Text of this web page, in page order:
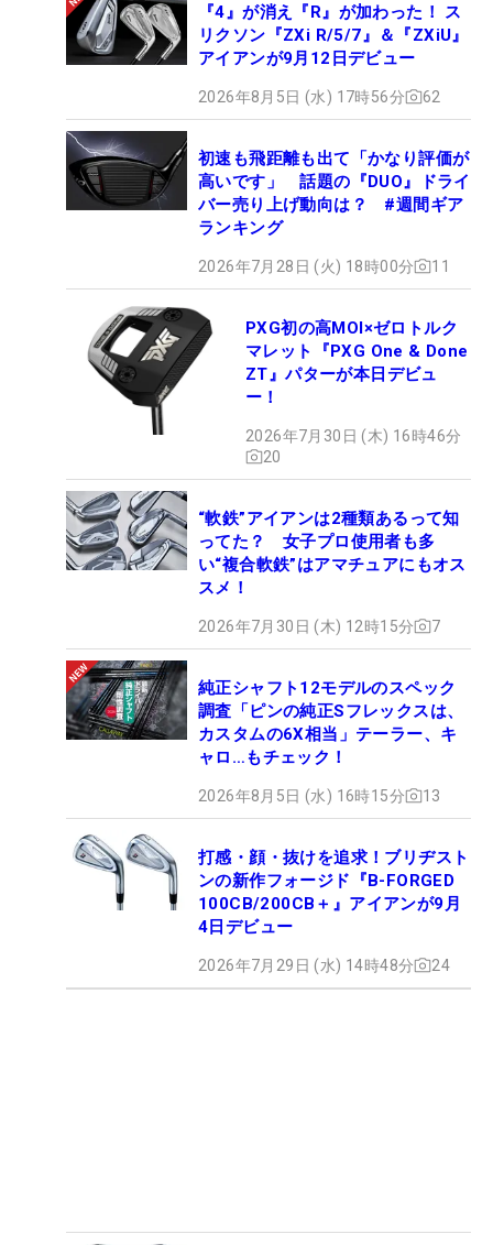
『4』が消え『R』が加わった！ ス
リクソン『ZXi R/5/7』＆『ZXiU』
アイアンが9月12日デビュー
2026年8月5日 (水) 17時56分 62
初速も飛距離も出て「かなり評価が
高いです」 話題の『DUO』ドライ
バー売り上げ動向は？ #週間ギア
ランキング
2026年7月28日 (火) 18時00分 11
PXG初の高MOI×ゼロトルク
マレット『PXG One & Done
ZT』パターが本日デビュ
ー！
2026年7月30日 (木) 16時46分
20
“軟鉄”アイアンは2種類あるって知
ってた？ 女子プロ使用者も多
い“複合軟鉄”はアマチュアにもオス
スメ！
2026年7月30日 (木) 12時15分 7
純正シャフト12モデルのスペック
調査「ピンの純正Sフレックスは、
カスタムの6X相当」テーラー、キ
ャロ…もチェック！
2026年8月5日 (水) 16時15分 13
打感・顔・抜けを追求！ブリヂスト
ンの新作フォージド『B-FORGED
100CB/200CB＋』アイアンが9月
4日デビュー
2026年7月29日 (水) 14時48分 24